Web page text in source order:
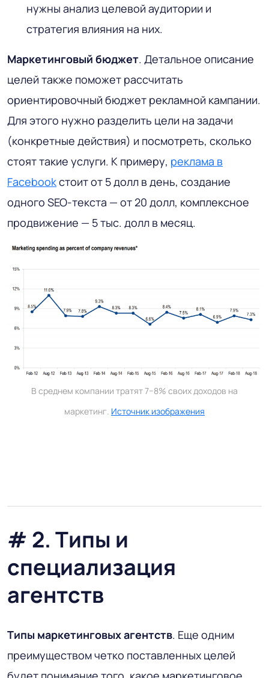
нужны анализ целевой аудитории и
стратегия влияния на них.
Маркетинговый бюджет. Детальное описание
целей также поможет рассчитать
ориентировочный бюджет рекламной кампании.
Для этого нужно разделить цели на задачи
(конкретные действия) и посмотреть, сколько
стоят такие услуги. К примеру, реклама в
Facebookстоит от 5 долл в день, создание
одного SEO-текста — от 20 долл, комплексное
продвижение — 5 тыс. долл в месяц.
В среднем компании тратят 7−8% своих доходов на
маркетинг. Источник изображения
# 2. Типы и
специализация
агентств
Типы маркетинговых агентств. Еще одним
преимуществом четко поставленных целей